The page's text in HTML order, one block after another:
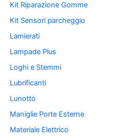
Kit Riparazione Gomme
Kit Sensori parcheggio
Lamierati
Lampade Plus
Loghi e Stemmi
Lubrificanti
Lunotto
Maniglie Porte Esterne
Materiale Elettrico